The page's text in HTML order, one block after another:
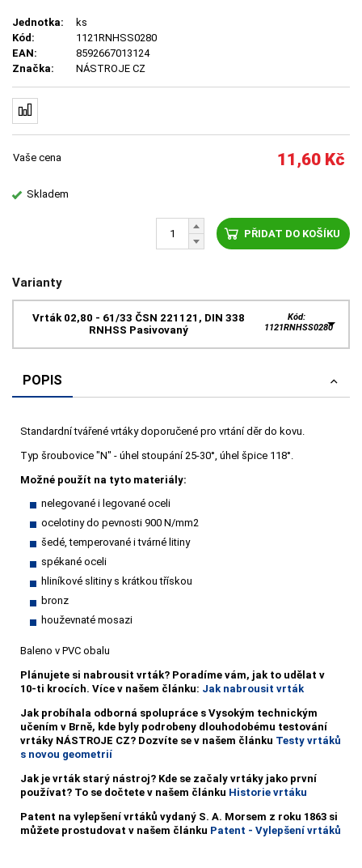
Jednotka:
ks
Kód:
1121RNHSS0280
EAN:
8592667013124
Značka:
NÁSTROJE CZ
Vaše cena 11,60 Kč
Skladem
PŘIDAT DO KOŠÍKU
Varianty
Vrták 02,80 - 61/33 ČSN 221121, DIN 338
RNHSS Pasivovaný
Kód:
1121RNHSS0280
POPIS
Standardní tvářené vrtáky doporučené pro vrtání děr do kovu.
Typ šroubovice "N" - úhel stoupání 25-30°, úhel špice 118°.
Možné použít na tyto materiály:
nelegované i legované oceli
ocelotiny do pevnosti 900 N/mm2
šedé, temperované i tvárné litiny
spékané oceli
hliníkové slitiny s krátkou třískou
bronz
houževnaté mosazi
Baleno v PVC obalu
Plánujete si nabrousit vrták? Poradíme vám, jak to udělat v
10-ti krocích. Více v našem článku: Jak nabrousit vrták
Jak probíhala odborná spolupráce s Vysokým technickým
učením v Brně, kde byly podrobeny dlouhodobému testování
vrtáky NÁSTROJE CZ? Dozvíte se v našem článku Testy vrtáků
s novou geometrií
Jak je vrták starý nástroj? Kde se začaly vrtáky jako první
používat? To se dočtete v našem článku Historie vrtáku
Patent na vylepšení vrtáků vydaný S. A. Morsem z roku 1863 si
můžete prostudovat v našem článku Patent - Vylepšení vrtáků